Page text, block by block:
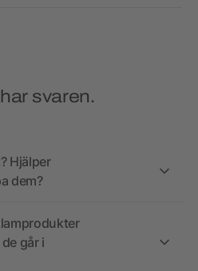
svaren.
Hjälper
dem?
går i